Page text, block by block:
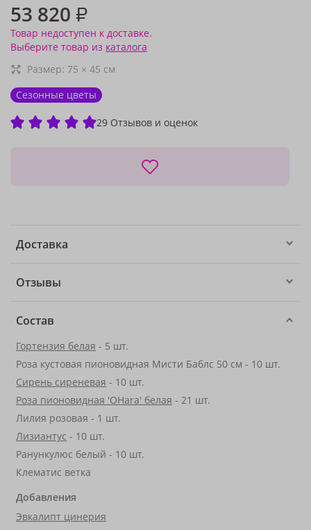
53 820 ₽
Товар недоступен к доставке.
Выберите товар из каталога
Размер: 75 × 45 см
Сезонные цветы
29 Отзывов и оценок
Доставка
Отзывы
Состав
Гортензия белая - 5 шт.
Роза кустовая пионовидная Мисти Баблс 50 см - 10 шт.
Сирень сиреневая - 10 шт.
Роза пионовидная 'OHara' белая - 21 шт.
Лилия розовая - 1 шт.
Лизиантус - 10 шт.
Ранункулюс белый - 10 шт.
Клематис ветка
Добавления
Эвкалипт цинерия